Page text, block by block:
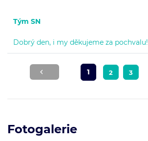
Tým SN
Dobrý den, i my děkujeme za pochvalu!
1 2 3
Fotogalerie